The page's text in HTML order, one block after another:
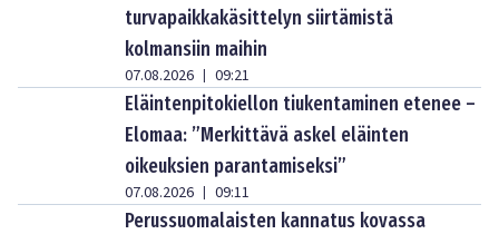
turvapaikkakäsittelyn siirtämistä
kolmansiin maihin
07.08.2026 | 09:21
Eläintenpitokiellon tiukentaminen etenee –
Elomaa: ”Merkittävä askel eläinten
oikeuksien parantamiseksi”
07.08.2026 | 09:11
Perussuomalaisten kannatus kovassa